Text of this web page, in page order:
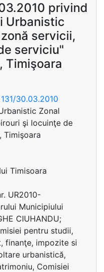
privind
Urbanistic
servicii,
serviciu"
Timişoara
30.03.2010
Zonal
şi locuinţe de
Timişoara
Timisoara
UR2010-
Municipiului
CIUHANDU;
pentru studii,
finanţe, impozite si
urbanistică,
Comisiei